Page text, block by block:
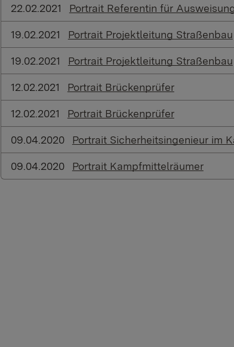
22.02.2021 Portrait Referentin für
19.02.2021 Portrait Projektleitung Straßenbau
19.02.2021 Portrait Projektleitung Straßenbau
12.02.2021 Portrait Brückenprüfer
12.02.2021 Portrait Brückenprüfer
09.04.2020 Portrait Sicherheitsingenieur im
09.04.2020 Portrait Kampfmittelräumer